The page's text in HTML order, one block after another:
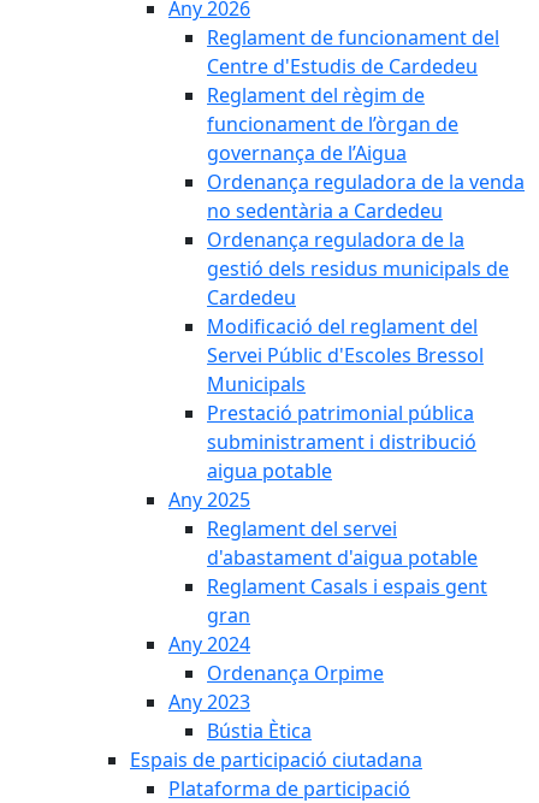
Any 2026
Reglament de funcionament del
Centre d'Estudis de Cardedeu
Reglament del règim de
funcionament de l’òrgan de
governança de l’Aigua
Ordenança reguladora de la venda
no sedentària a Cardedeu
Ordenança reguladora de la
gestió dels residus municipals de
Cardedeu
Modificació del reglament del
Servei Públic d'Escoles Bressol
Municipals
Prestació patrimonial pública
subministrament i distribució
aigua potable
Any 2025
Reglament del servei
d'abastament d'aigua potable
Reglament Casals i espais gent
gran
Any 2024
Ordenança Orpime
Any 2023
Bústia Ètica
Espais de participació ciutadana
Plataforma de participació